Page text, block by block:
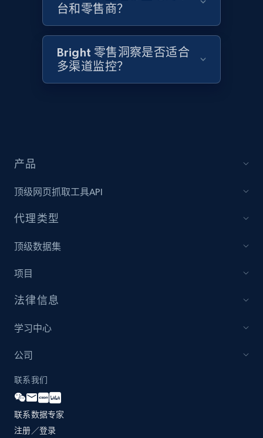
URL, Domain, Country code, Model number,
Sku, Product id, Product name, Manufacturer,
and more.
2.1K+ 355+ 立即开始
Sku, Product id, Product name, Manufacturer,
price, Currency, Availability, Reviews count, and
Amazon products global dataset - Collects
products by specific category URL
Title, Seller name, Brand, Description, Initial
台和零售商？
Bright 零售洞察是否适合
多渠道监控？
产品
顶级网页抓取工具API
代理类型
顶级数据集
项目
法律信息
学习中心
公司
联系我们
联系数据专家
注册／登录